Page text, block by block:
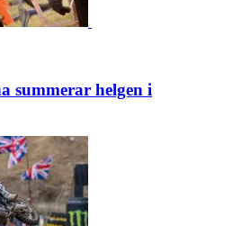
summerar helgen i